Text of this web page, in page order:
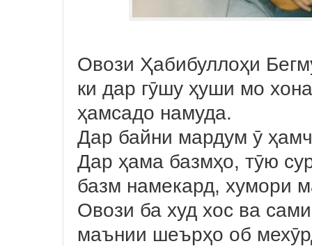
Овози Ҳабибуллоҳи
ки дар гӯшу ҳуши мо
ҳамсадо намуда.
Дар байни мардум ӯ
Дар ҳама базмҳо, тӯю
базм намекард, хумори
Овози ба худ хос ва
маънии шеърҳо об